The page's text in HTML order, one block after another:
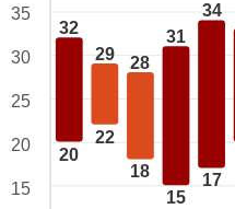
32
20
29
22
28
18
31
15
34
17
35
30
25
20
15